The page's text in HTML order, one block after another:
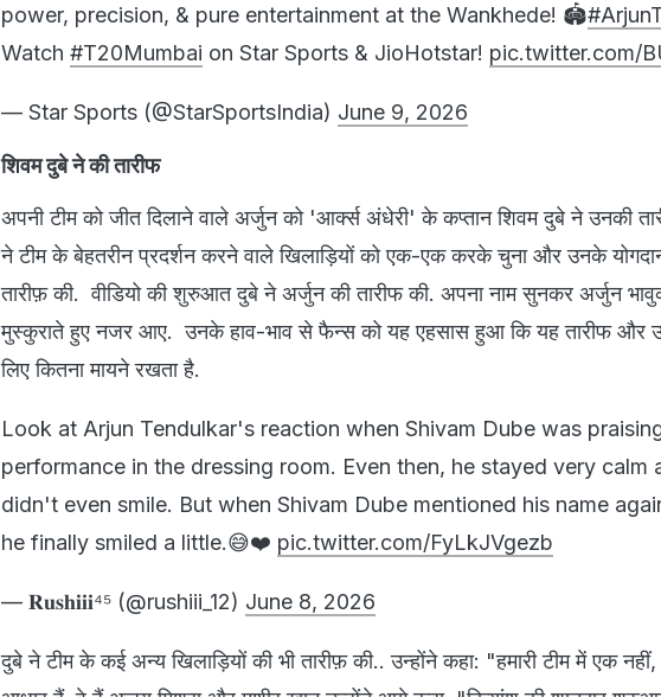
power, precision, & pure entertainment at the Wankhede! 🏟️
Watch #T20Mumbai on Star Sports & JioHotstar! pic.twitter.com/
— Star Sports (@StarSportsIndia) June 9, 2026
शिवम दुबे ने की तारीफ
अपनी टीम को जीत दिलाने वाले अर्जुन को 'आर्क्स अंधेरी' के कप्तान शिवम दुबे ने उनकी
ने टीम के बेहतरीन प्रदर्शन करने वाले खिलाड़ियों को एक-एक करके चुना और उनके
तारीफ़ की. वीडियो की शुरुआत दुबे ने अर्जुन की तारीफ की. अपना नाम सुनकर अर्जुन
मुस्कुराते हुए नजर आए. उनके हाव-भाव से फैन्स को यह एहसास हुआ कि यह तारीफ और
लिए कितना मायने रखता है.
Look at Arjun Tendulkar's reaction when Shivam Dube was
performance in the dressing room. Even then, he stayed very calm
didn't even smile. But when Shivam Dube mentioned his name
he finally smiled a little.😅❤️ pic.twitter.com/FyLkJVgezb
— 𝐑𝐮𝐬𝐡𝐢𝐢𝐢⁴⁵ (@rushiii_12) June 8, 2026
दुबे ने टीम के कई अन्य खिलाड़ियों की भी तारीफ़ की.. उन्होंने कहा: "हमारी टीम में एक